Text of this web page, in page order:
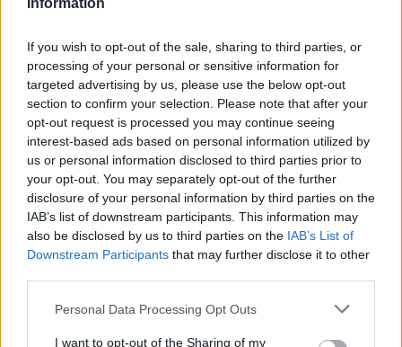
Information
If you wish to opt-out of the sale, sharing to third parties, or
processing of your personal or sensitive information for
targeted advertising by us, please use the below opt-out
section to confirm your selection. Please note that after your
opt-out request is processed you may continue seeing
interest-based ads based on personal information utilized by
us or personal information disclosed to third parties prior to
your opt-out. You may separately opt-out of the further
disclosure of your personal information by third parties on the
IAB’s list of downstream participants. This information may
also be disclosed by us to third parties on the IAB’s List of
Downstream Participants that may further disclose it to other
Personal Data Processing Opt Outs
I want to opt-out of the Sharing of my
litery: